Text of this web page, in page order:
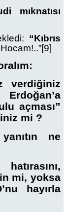
mıknatısı
“Kıbrıs
[9]
verdiğiniz
açması”
mi ?
ne
mi, yoksa
hayırla